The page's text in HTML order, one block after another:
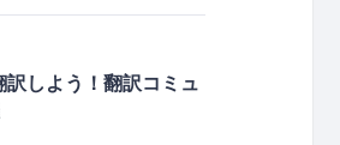
しよう！翻訳コミュ